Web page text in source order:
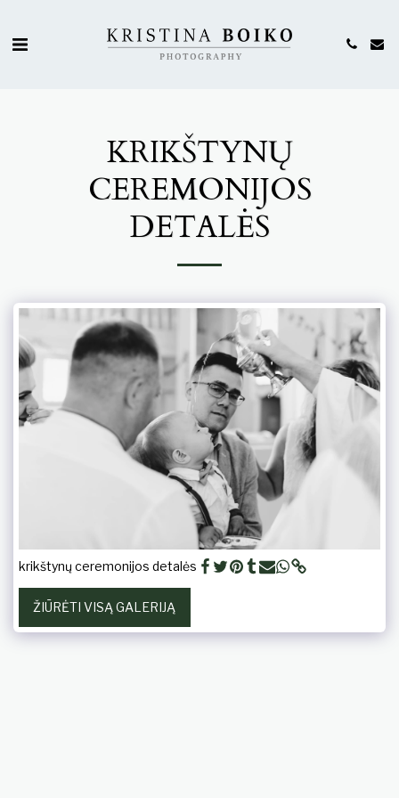
KRIKŠTYNŲ
CEREMONIJOS
DETALĖS
krikštynų ceremonijos detalės
ŽIŪRĖTI VISĄ GALERIJĄ